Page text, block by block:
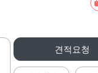
견적요청